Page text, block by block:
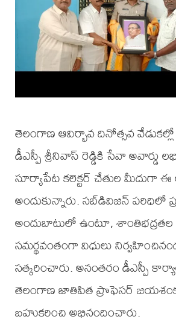
తెలంగాణ ఆవిర్భావ దినోత్సవ
డీఎస్పీ శ్రీనివాస్ రెడ్డికి సేవా అవార్డు
సూర్యాపేట కలెక్టర్ చేతుల మీదుగా ఈ
అందుకున్నారు. సబ్‌డివిజన్ పరిధిలో
అందుబాటులో ఉంటూ, శాంతిభద్రతల
సమర్థవంతంగా విధులు
సత్కరించారు. అనంతరం డీఎస్పీ
తెలంగాణ జాతిపిత ప్రొఫెసర్
బహుకరించి అభినందించారు.